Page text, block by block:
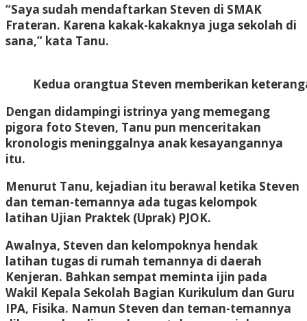
“Saya sudah mendaftarkan Steven di SMAK
Frateran. Karena kakak-kakaknya juga sekolah di
sana,” kata Tanu.
Kedua orangtua Steven memberikan
Dengan didampingi istrinya yang memegang
pigora foto Steven, Tanu pun menceritakan
kronologis meninggalnya anak kesayangannya
itu.
Menurut Tanu, kejadian itu berawal ketika Steven
dan teman-temannya ada tugas kelompok
latihan Ujian Praktek (Uprak) PJOK.
Awalnya, Steven dan kelompoknya hendak
latihan tugas di rumah temannya di daerah
Kenjeran. Bahkan sempat meminta ijin pada
Wakil Kepala Sekolah Bagian Kurikulum dan Guru
IPA, Fisika. Namun Steven dan teman-temannya